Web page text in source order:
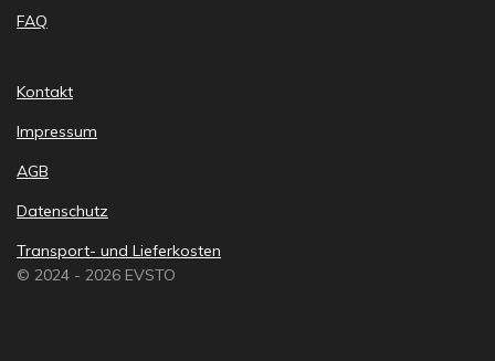
FAQ
Kontakt
Impressum
AGB
Datenschutz
Transport- und Lieferkosten
© 2024 - 2026 EVSTO